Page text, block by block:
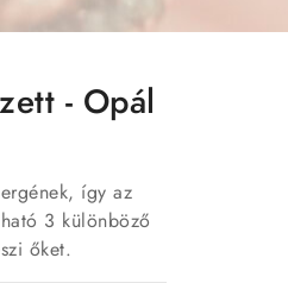
- Opál
így az
3 különböző
őket.